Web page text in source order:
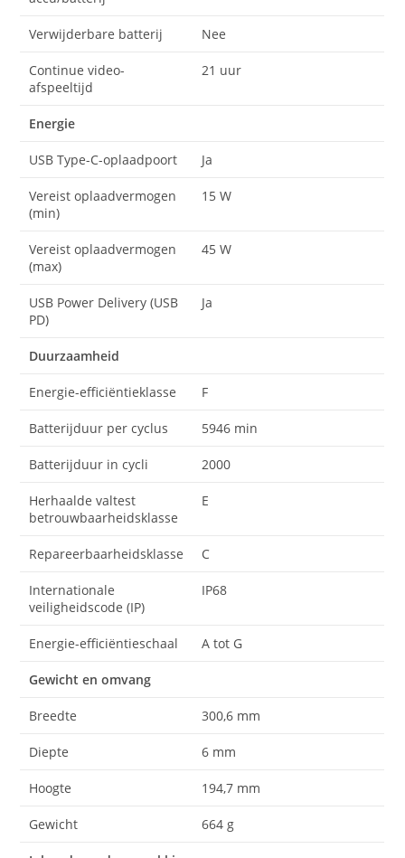
Verwijderbare batterij Nee
Continue video-
afspeeltijd
21 uur
Energie
USB Type-C-oplaadpoort Ja
Vereist oplaadvermogen
(min)
15 W
Vereist oplaadvermogen
(max)
45 W
USB Power Delivery (USB
PD)
Ja
Duurzaamheid
Energie-efficiëntieklasse F
Batterijduur per cyclus 5946 min
Batterijduur in cycli 2000
Herhaalde valtest
betrouwbaarheidsklasse
E
Repareerbaarheidsklasse C
Internationale
veiligheidscode (IP)
IP68
Energie-efficiëntieschaal A tot G
Gewicht en omvang
Breedte 300,6 mm
Diepte 6 mm
Hoogte 194,7 mm
Gewicht 664 g